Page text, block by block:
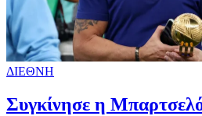
ΔΙΕΘΝΗ
Συγκίνησε η